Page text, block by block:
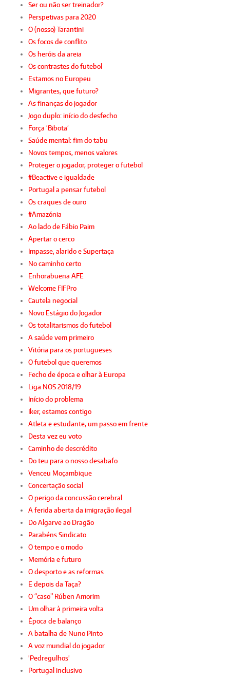
Ser ou não ser treinador?
Perspetivas para 2020
O (nosso) Tarantini
Os focos de conflito
Os heróis da areia
Os contrastes do futebol
Estamos no Europeu
Migrantes, que futuro?
As finanças do jogador
Jogo duplo: início do desfecho
Força ‘Bibota’
Saúde mental: fim do tabu
Novos tempos, menos valores
Proteger o jogador, proteger o futebol
#Beactive e igualdade
Portugal a pensar futebol
Os craques de ouro
#Amazónia
Ao lado de Fábio Paim
Apertar o cerco
Impasse, alarido e Supertaça
No caminho certo
Enhorabuena AFE
Welcome FIFPro
Cautela negocial
Novo Estágio do Jogador
Os totalitarismos do futebol
A saúde vem primeiro
Vitória para os portugueses
O futebol que queremos
Fecho de época e olhar à Europa
Liga NOS 2018/19
Início do problema
Iker, estamos contigo
Atleta e estudante, um passo em frente
Desta vez eu voto
Caminho de descrédito
Do teu para o nosso desabafo
Venceu Moçambique
Concertação social
O perigo da concussão cerebral
A ferida aberta da imigração ilegal
Do Algarve ao Dragão
Parabéns Sindicato
O tempo e o modo
Memória e futuro
O desporto e as reformas
E depois da Taça?
O “caso” Rúben Amorim
Um olhar à primeira volta
Época de balanço
A batalha de Nuno Pinto
A voz mundial do jogador
'Pedregulhos'
Portugal inclusivo